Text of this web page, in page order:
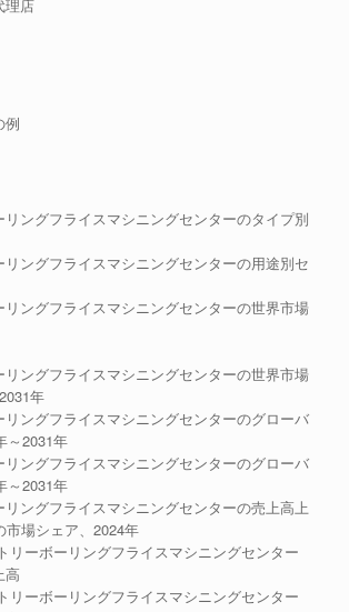
理店
例
リングフライスマシニングセンターのタイプ別
リングフライスマシニングセンターの用途別セ
リングフライスマシニングセンターの世界市場
リングフライスマシニングセンターの世界市場
年
リングフライスマシニングセンターのグローバ
～2031年
リングフライスマシニングセンターのグローバ
～2031年
リングフライスマシニングセンターの売上高上
市場シェア、2024年
リーボーリングフライスマシニングセンター
高
リーボーリングフライスマシニングセンター